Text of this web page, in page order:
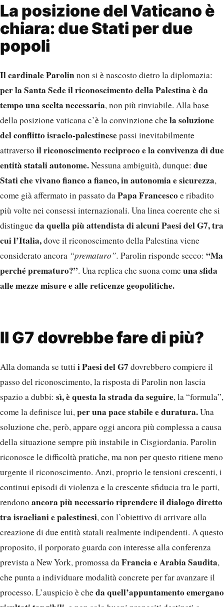
La posizione del Vaticano è
chiara: due Stati per due
popoli
Il cardinale Parolinnon si è nascosto dietro la diplomazia:
per la Santa Sede il riconoscimento della Palestina è da
tempo una scelta necessaria, non più rinviabile. Alla base
della posizione vaticana c’è la convinzione chela soluzione
del conflitto israelo-palestinesepassi inevitabilmente
attraverso il riconoscimento reciproco e la convivenza di due
entità statali autonome.Nessuna ambiguità, dunque: due
Stati che vivano fianco a fianco, in autonomia e sicurezza,
come già affermato in passato daPapa Francescoe ribadito
più volte nei consessi internazionali. Una linea coerente che si
distingueda quella più attendista di alcuni Paesi del G7, tra
cui l’Italia,dove il riconoscimento della Palestina viene
considerato ancora “prematuro”. Parolin risponde secco: “Ma
perché prematuro?”. Una replica che suona comeuna sfida
alle mezze misure e alle reticenze geopolitiche.
Il G7 dovrebbe fare di più?
Alla domanda se tutti i Paesi del G7 dovrebbero compiere il
passo del riconoscimento, la risposta di Parolin non lascia
spazio a dubbi: sì, è questa la strada da seguire, la “formula”,
come la definisce lui,per una pace stabile e duratura.Una
soluzione che, però, appare oggi ancora più complessa a causa
della situazione sempre più instabile in Cisgiordania. Parolin
riconosce le difficoltà pratiche, ma non per questo ritiene meno
urgente il riconoscimento. Anzi, proprio le tensioni crescenti, i
continui episodi di violenza e la crescente sfiducia tra le parti,
rendono ancora più necessario riprendere il dialogo diretto
tra israeliani e palestinesi, con l’obiettivo di arrivare alla
creazione di due entità statali realmente indipendenti. A questo
proposito, il porporato guarda con interesse alla conferenza
prevista a New York, promossa daFrancia e Arabia Saudita,
che punta a individuare modalità concrete per far avanzare il
processo. L’auspicio è cheda quell’appuntamento emergano